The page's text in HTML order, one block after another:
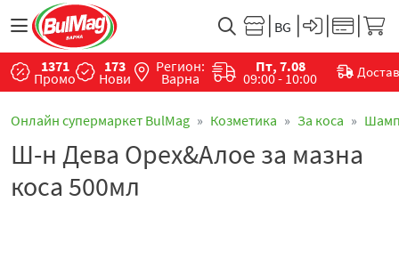
1371
Промо
173
Нови
Регион:
Варна
Пт, 7.08
09:00 - 10:00
Онлайн супермаркет BulMag Козметика За коса
Ш-н Дева Орех&Алое за мазна
коса 500мл